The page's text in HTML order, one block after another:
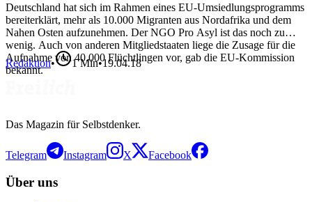
Deutschland hat sich im Rahmen eines EU-Umsiedlungsprogramms
bereiterklärt, mehr als 10.000 Migranten aus Nordafrika und dem
Nahen Osten aufzunehmen. Der NGO Pro Asyl ist das noch zu
wenig. Auch von anderen Mitgliedstaaten liege die Zusage für die
Aufnahme von 40.000 Flüchtlingen vor, gab die EU-Kommission
bekannt.
Redaktion• 1Min•19.04.18
Das Magazin für Selbstdenker.
Telegram Instagram X Facebook
Über uns